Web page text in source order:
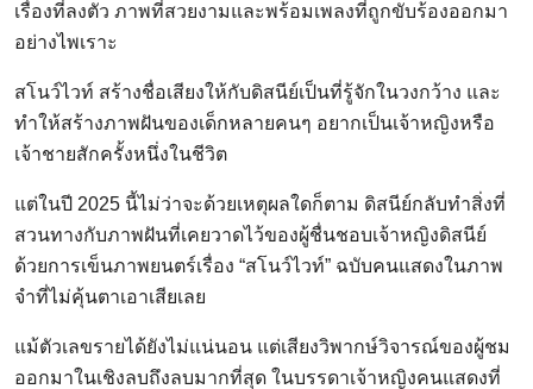
เรื่องที่ลงตัว ภาพที่สวยงามและพร้อมเพลงที่ถูกขับร้องออกมา
อย่างไพเราะ
สโนว์ไวท์ สร้างชื่อเสียงให้กับดิสนีย์เป็นที่รู้จักในวงกว้าง และ
ทำให้สร้างภาพฝันของเด็กหลายคนๆ อยากเป็นเจ้าหญิงหรือ
เจ้าชายสักครั้งหนึ่งในชีวิต
แต่ในปี 2025 นี้ไม่ว่าจะด้วยเหตุผลใดก็ตาม ดิสนีย์กลับทำสิ่งที่
สวนทางกับภาพฝันที่เคยวาดไว้ของผู้ชื่นชอบเจ้าหญิงดิสนีย์
ด้วยการเข็นภาพยนตร์เรื่อง “สโนว์ไวท์” ฉบับคนแสดงในภาพ
จำที่ไม่คุ้นตาเอาเสียเลย
แม้ตัวเลขรายได้ยังไม่แน่นอน แต่เสียงวิพากษ์วิจารณ์ของผู้ชม
ออกมาในเชิงลบถึงลบมากที่สุด ในบรรดาเจ้าหญิงคนแสดงที่